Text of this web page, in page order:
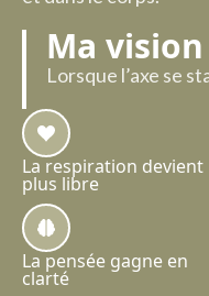
Ma
Lorsque l’axe se
La respiration devient
plus libre
La pensée gagne en
clarté